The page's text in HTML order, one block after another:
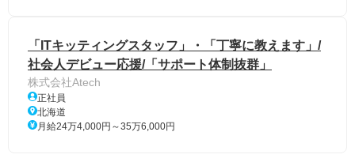
「ITキッティングスタッフ」・「丁寧に教えます」/
社会人デビュー応援/「サポート体制抜群」
株式会社Atech
正社員
北海道
月給24万4,000円～35万6,000円